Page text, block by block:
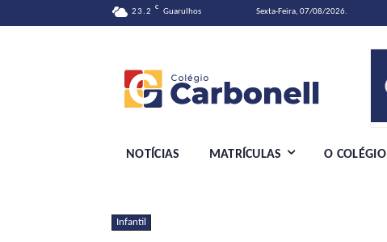
23.2 C Guarulhos Sexta-Feira, 07/08/2026.
NOTÍCIAS MATRÍCULAS O COLÉGIO
Infantil